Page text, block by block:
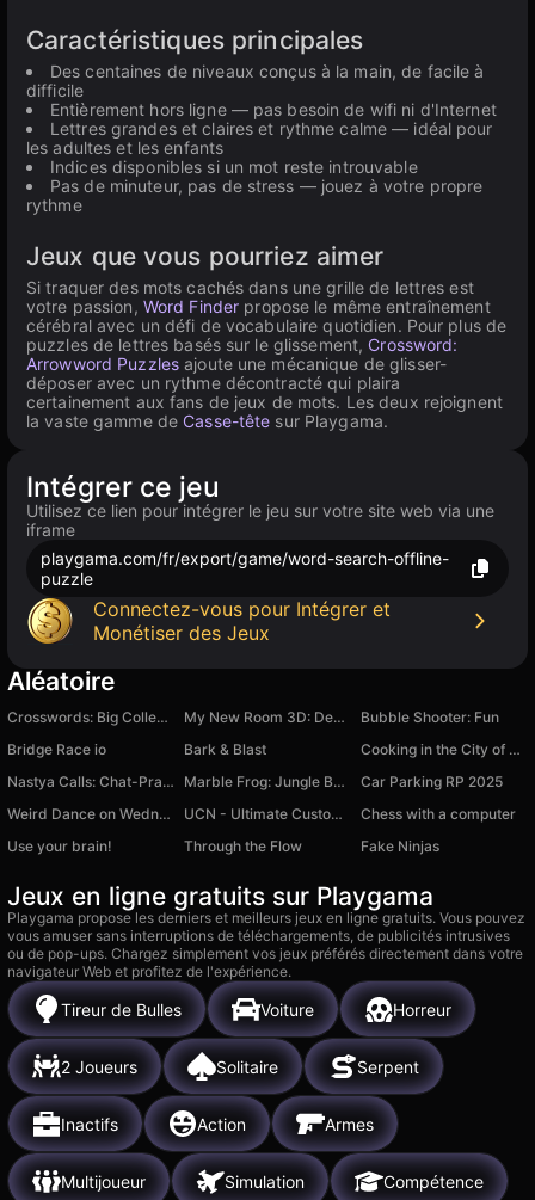
Caractéristiques principales
Des centaines de niveaux conçus à la main, de facile à
difficile
Entièrement hors ligne — pas besoin de wifi ni d'Internet
Lettres grandes et claires et rythme calme — idéal pour
les adultes et les enfants
Indices disponibles si un mot reste introuvable
Pas de minuteur, pas de stress — jouez à votre propre
rythme
Jeux que vous pourriez aimer
Si traquer des mots cachés dans une grille de lettres est
votre passion, Word Finder propose le même entraînement
cérébral avec un défi de vocabulaire quotidien. Pour plus de
puzzles de lettres basés sur le glissement, Crossword:
Arrowword Puzzles ajoute une mécanique de glisser-
déposer avec un rythme décontracté qui plaira
certainement aux fans de jeux de mots. Les deux rejoignent
la vaste gamme de Casse-tête sur Playgama.
Intégrer ce jeu
Utilisez ce lien pour intégrer le jeu sur votre site web via une
iframe
playgama.com/fr/export/game/word-search-offline-
puzzle
Connectez-vous pour Intégrer et
Monétiser des Jeux
Aléatoire
Crosswords: Big Collection My New Room 3D: Decor
Bubble Shooter: Fun
Bridge Race io
Bark & Blast
Cooking in the City of Winds
Nastya Calls: Chat-Prank, Like Stream, Video Call
Marble Frog: Jungle Ball Blast
Car Parking RP 2025
Weird Dance on Wednesday
UCN - Ultimate Custom Night
Chess with a computer
Use your brain!
Through the Flow Fake Ninjas
Jeux en ligne gratuits sur Playgama
Playgama propose les derniers et meilleurs jeux en ligne gratuits. Vous pouvez
vous amuser sans interruptions de téléchargements, de publicités intrusives
ou de pop-ups. Chargez simplement vos jeux préférés directement dans votre
navigateur Web et profitez de l'expérience.
Tireur de Bulles Voiture Horreur
2 Joueurs Solitaire Serpent
Inactifs Action Armes
Multijoueur Simulation Compétence